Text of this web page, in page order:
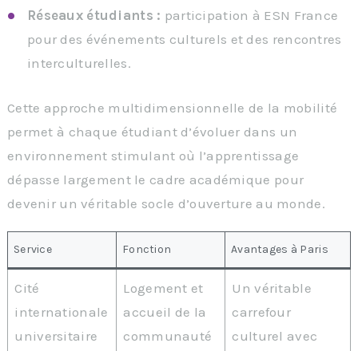
Réseaux étudiants : participation à ESN France
pour des événements culturels et des rencontres
interculturelles.
Cette approche multidimensionnelle de la mobilité
permet à chaque étudiant d’évoluer dans un
environnement stimulant où l’apprentissage
dépasse largement le cadre académique pour
devenir un véritable socle d’ouverture au monde.
Service Fonction Avantages à Paris
Cité
internationale
universitaire
Logement et
accueil de la
communauté
Un véritable
carrefour
culturel avec